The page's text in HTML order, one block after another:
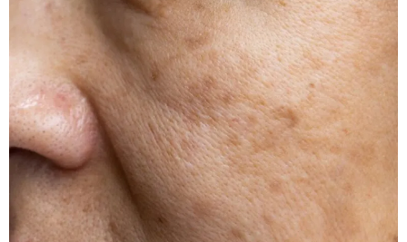
CONSULTA DE AVALIAÇÃO